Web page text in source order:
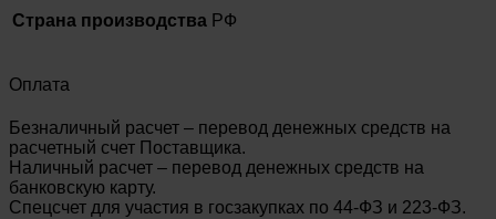
Страна производства РФ
Оплата
Безналичный расчет – перевод денежных средств на
расчетный счет Поставщика.
Наличный расчет – перевод денежных средств на
банковскую карту.
Спецсчет для участия в госзакупках по 44-ФЗ и 223-ФЗ.